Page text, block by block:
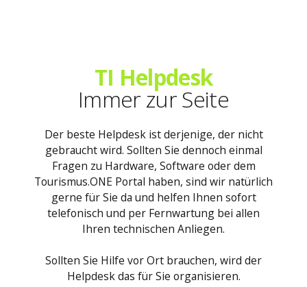
TI Helpdesk
Immer zur Seite
Der beste Helpdesk ist derjenige, der nicht
gebraucht wird. Sollten Sie dennoch einmal
Fragen zu Hardware, Software oder dem
Tourismus.ONE Portal haben, sind wir natürlich
gerne für Sie da und helfen Ihnen sofort
telefonisch und per Fernwartung bei allen
Ihren technischen Anliegen.
Sollten Sie Hilfe vor Ort brauchen, wird der
Helpdesk das für Sie organisieren.